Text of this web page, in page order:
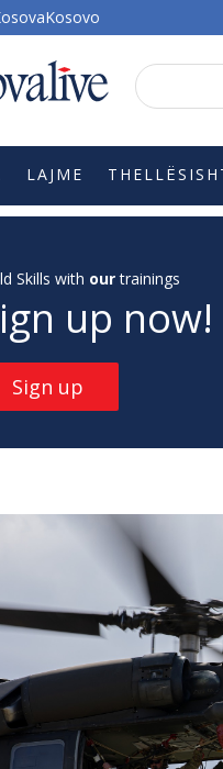
LAJME
Skills with ourtrainings
up now!
Sign up